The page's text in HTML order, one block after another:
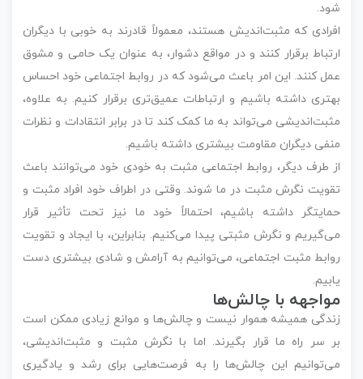
شود.
افرادی که مثبت‌اندیش هستند، معمولاً قادرند به خوبی با دیگران
ارتباط برقرار کنند و در مواقع دشوار، به عنوان یک حامی و مشوق
عمل کنند. این امر باعث می‌شود که در روابط اجتماعی خود احساس
بهتری داشته باشیم و ارتباطات عمیق‌تری برقرار کنیم. به علاوه،
مثبت‌اندیشی می‌تواند به ما کمک کند تا در برابر انتقادات و نظرات
منفی دیگران مقاومت بیشتری داشته باشیم.
از طرف دیگر، روابط اجتماعی مثبت به خودی خود می‌توانند باعث
تقویت نگرش مثبت در ما شوند. وقتی در اطراف خود افراد مثبت و
حمایتگر داشته باشیم، احتمالاً خود ما نیز تحت تأثیر قرار
می‌گیریم و نگرش مثبتی پیدا می‌کنیم. بنابراین، با ایجاد و تقویت
روابط مثبت اجتماعی، می‌توانیم به آرامش و شادی بیشتری دست
یابیم.
مواجهه با چالش‌ها
زندگی همیشه هموار نیست و چالش‌ها و موانع زیادی ممکن است
بر سر راه ما قرار بگیرند. اما با نگرش مثبت و مثبت‌اندیشی،
می‌توانیم این چالش‌ها را به فرصت‌هایی برای رشد و یادگیری